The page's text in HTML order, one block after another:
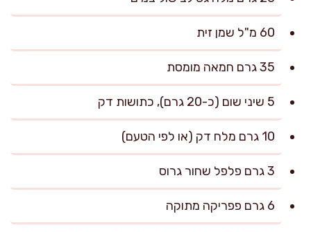
60 מ"ל שמן זית
35 גרם חמאה מומסת
5 שיני שום (כ-20 גרם), כתושות דק
10 גרם מלח דק (או לפי הטעם)
3 גרם פלפל שחור גרוס
6 גרם פפריקה מתוקה